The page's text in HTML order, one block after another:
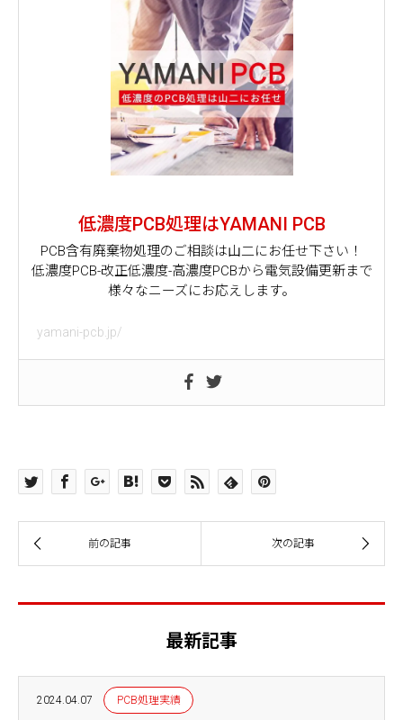
低濃度PCB処理はYAMANI PCB
PCB含有廃棄物処理のご相談は山二にお任せ下さい！
低濃度PCB-改正低濃度-高濃度PCBから電気設備更新まで
様々なニーズにお応えします。
yamani-pcb.jp/
最新記事
2024.04.07 PCB処理実績